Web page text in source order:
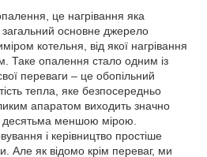
це нагрівання яка
основне джерело
котельня, від якої нагрівання
Таке опалення стало одним із
переваги – це обопільний
тепла, яке безпосередньо
апаратом виходить значно
меншою мірою.
і керівництво простіше
Але як відомо крім переваг, ми